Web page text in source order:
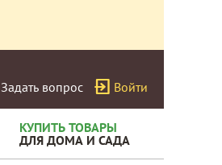
Задать вопрос Войти
КУПИТЬ ТОВАРЫ
ДЛЯ ДОМА И САДА